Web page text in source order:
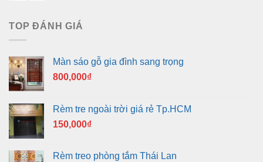
TOP ĐÁNH GIÁ
Màn sáo gỗ gia đình sang trọng
800,000₫
Rèm tre ngoài trời giá rẻ Tp.HCM
150,000₫
Rèm treo phòng tắm Thái Lan